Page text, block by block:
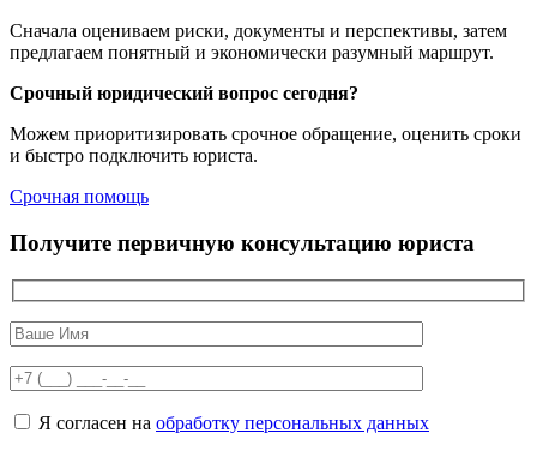
Сначала оцениваем риски, документы и перспективы, затем
предлагаем понятный и экономически разумный маршрут.
Срочный юридический вопрос сегодня?
Можем приоритизировать срочное обращение, оценить сроки
и быстро подключить юриста.
Срочная помощь
Получите первичную консультацию юриста
Я согласен на обработку персональных данных